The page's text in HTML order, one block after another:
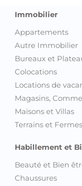
Immobilier
Appartements
Autre Immobilier
Bureaux et
Colocations
Locations de
Magasins,
Maisons et Villas
Terrains et Fermes
Habillement et
Beauté et Bien
Chaussures